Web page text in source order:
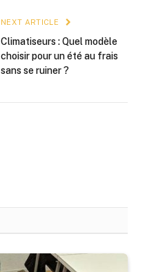
NEXT ARTICLE
Climatiseurs : Quel modèle
choisir pour un été au frais
sans se ruiner ?